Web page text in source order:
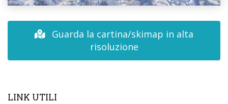
Guarda la cartina/skimap in alta
risoluzione
LINK UTILI